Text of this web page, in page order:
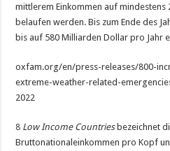
mittlerem Einkommen auf
belaufen werden. Bis zum Ende des
bis auf 580 Milliarden Dollar pro Jahr
oxfam.org/en/press-releases/800-
extreme-weather-related-
2022
8 Low Income Countriesbezeichnet
Bruttonationaleinkommen pro Kopf